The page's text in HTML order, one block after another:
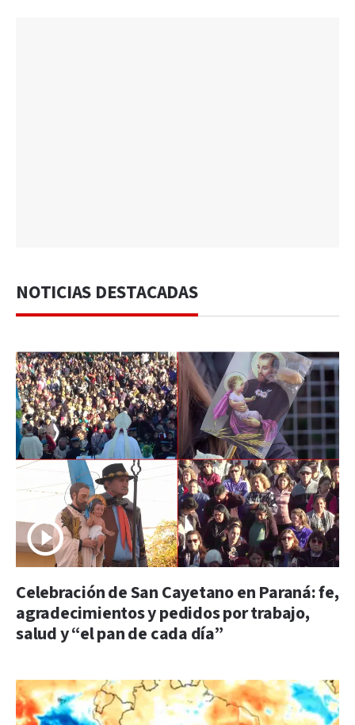
NOTICIAS DESTACADAS
Celebración de San Cayetano en Paraná: fe,
agradecimientos y pedidos por trabajo,
salud y “el pan de cada día”